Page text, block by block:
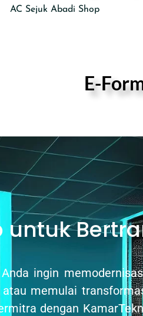
E-
untuk
ingin
memulai
dengan